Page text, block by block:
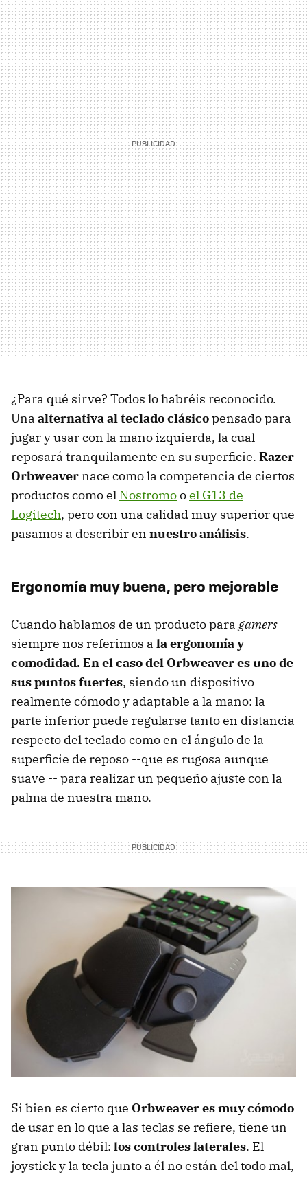
¿Para qué sirve? Todos lo habréis reconocido.
Una alternativa al teclado clásicopensado para
jugar y usar con la mano izquierda, la cual
reposará tranquilamente en su superficie. Razer
Orbweaver nace como la competencia de ciertos
productos como el Nostromooel G13 de
Logitech, pero con una calidad muy superior que
pasamos a describir en nuestro análisis.
Ergonomía muy buena, pero mejorable
Cuando hablamos de un producto para gamers
siempre nos referimos a la ergonomía y
comodidad. En el caso del Orbweaver es uno de
sus puntos fuertes, siendo un dispositivo
realmente cómodo y adaptable a la mano: la
parte inferior puede regularse tanto en distancia
respecto del teclado como en el ángulo de la
superficie de reposo --que es rugosa aunque
suave -- para realizar un pequeño ajuste con la
palma de nuestra mano.
Si bien es cierto que Orbweaver es muy cómodo
de usar en lo que a las teclas se refiere, tiene un
gran punto débil: los controles laterales. El
joystick y la tecla junto a él no están del todo mal,